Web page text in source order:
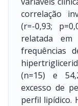
correlação
(r=-0,93;
relatada
frequências
(n=15) e
excesso de
perfil lipídico.